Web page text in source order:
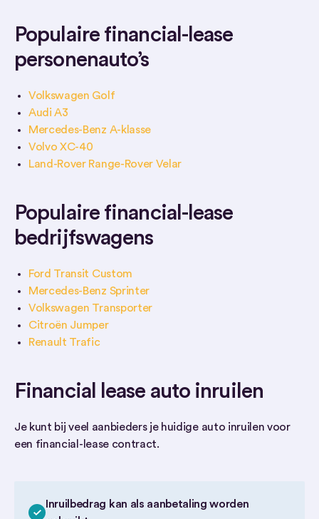
Populaire financial-lease
personenauto’s
Volkswagen Golf
Audi A3
Mercedes-Benz A-klasse
Volvo XC-40
Land-Rover Range-Rover Velar
Populaire financial-lease
bedrijfswagens
Ford Transit Custom
Mercedes-Benz Sprinter
Volkswagen Transporter
Citroën Jumper
Renault Trafic
Financial lease auto inruilen
Je kunt bij veel aanbieders je huidige auto inruilen voor
een financial-lease contract.
Inruilbedrag kan als aanbetaling worden